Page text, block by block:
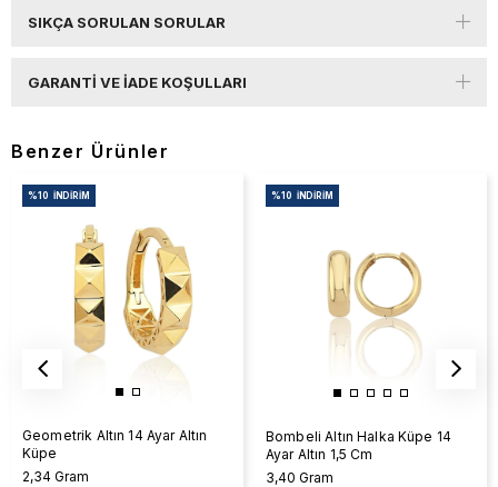
SIKÇA SORULAN SORULAR
GARANTI VE İADE KOŞULLARI
Benzer Ürünler
Geometrik Altın 14 Ayar Altın
Küpe
2,34 Gram
%10 İNDIRIM
Bombeli Altın Halka Küpe 14
Ayar Altın 1,5 Cm
3,40 Gram
%10 İNDIRIM